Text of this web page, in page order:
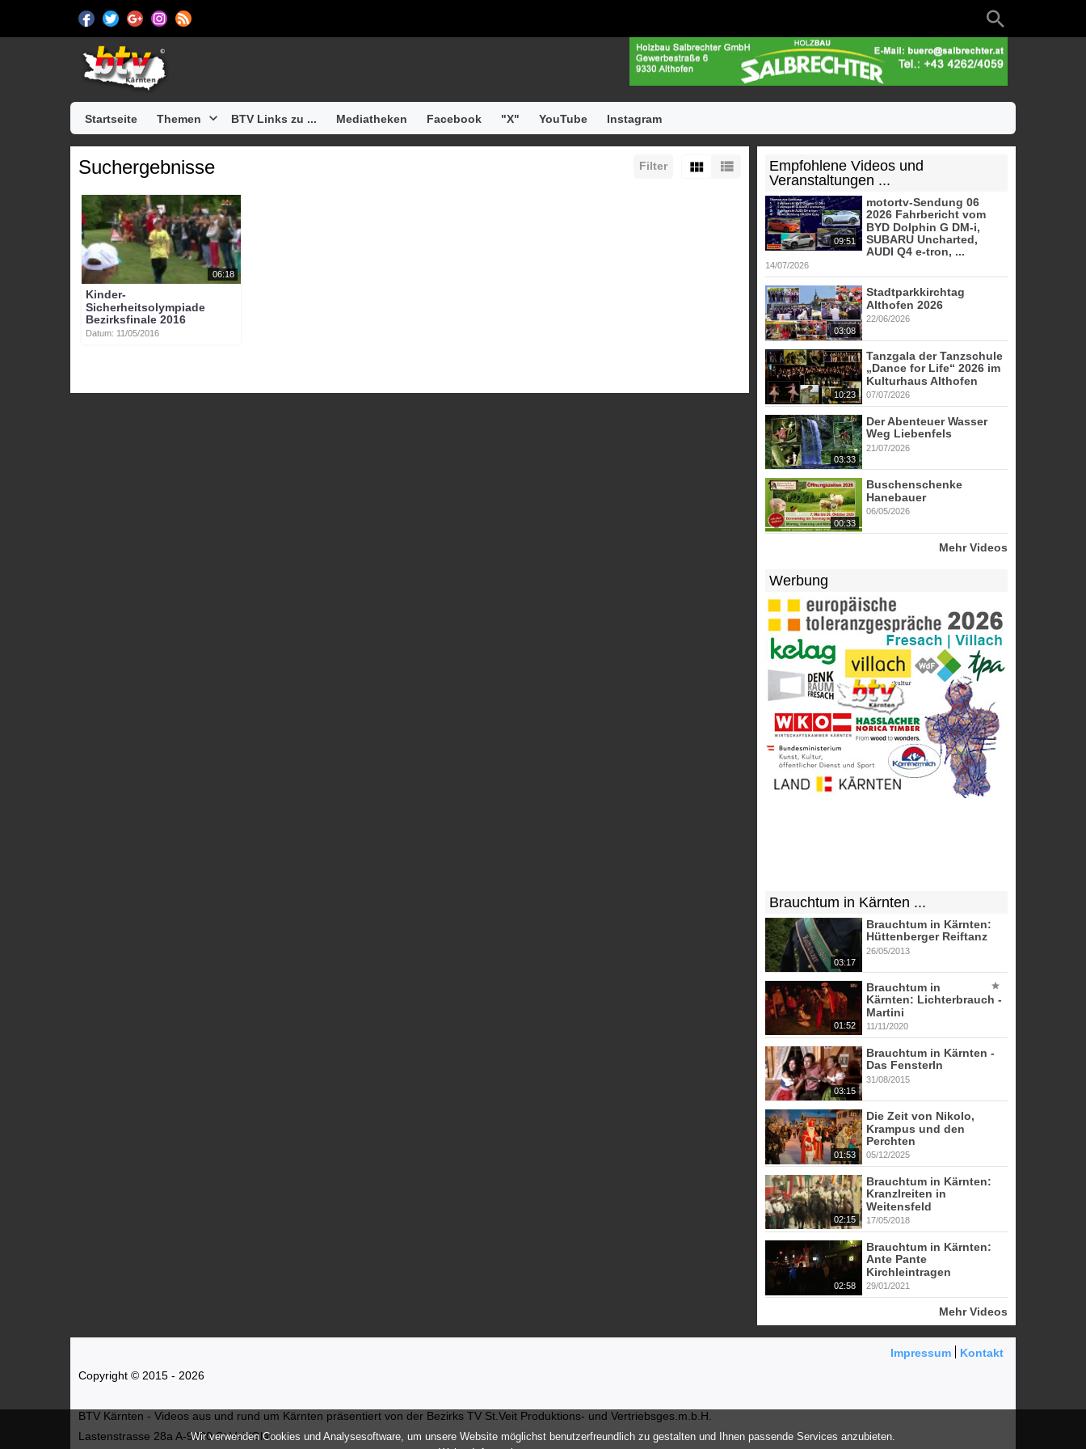
Wir verwenden Cookies und Analysesoftware, um unsere Website möglichst benutzerfreundlich zu gestalten und Ihnen passende Services anzubieten.
Startseite Themen BTV Links zu ... Mediatheken Facebook "X" YouTube Instagram
Filter
Suchergebnisse
06:18
Kinder-
Sicherheitsolympiade
Bezirksfinale 2016
Datum: 11/05/2016
Empfohlene Videos und
Veranstaltungen ...
09:51
motortv-Sendung 06
2026 Fahrbericht vom
BYD Dolphin G DM-i,
SUBARU Uncharted,
AUDI Q4 e-tron, ...
14/07/2026
03:08
Stadtparkkirchtag
Althofen 2026
22/06/2026
10:23
Tanzgala der Tanzschule
„Dance for Life“ 2026 im
Kulturhaus Althofen
07/07/2026
03:33
Der Abenteuer Wasser
Weg Liebenfels
21/07/2026
00:33
Buschenschenke
Hanebauer
06/05/2026
Mehr Videos
Werbung
Brauchtum in Kärnten ...
03:17
Brauchtum in Kärnten:
Hüttenberger Reiftanz
26/05/2013
01:52
Brauchtum in
Kärnten: Lichterbrauch -
Martini
11/11/2020
03:15
Brauchtum in Kärnten -
Das Fensterln
31/08/2015
01:53
Die Zeit von Nikolo,
Krampus und den
Perchten
05/12/2025
02:15
Brauchtum in Kärnten:
Kranzlreiten in
Weitensfeld
17/05/2018
02:58
Brauchtum in Kärnten:
Ante Pante
Kirchleintragen
29/01/2021
Mehr Videos
Impressum
Kontakt
Copyright © 2015 - 2026
BTV Kärnten - Videos aus und rund um Kärnten präsentiert von der Bezirks TV St.Veit Produktions- und Vertriebsges.m.b.H.
Lastenstrasse 28a A-9300 St.Veit/Glan